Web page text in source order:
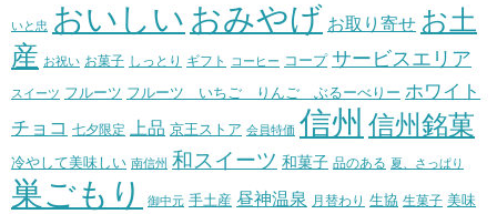
いと忠 おいしい おみやげ お取り寄せ お土
産 お祝い お菓子 しっとり ギフト コーヒー コープ サービスエリア
スイーツ フルーツ フルーツ いちご りんご ぶるーべりー ホワイト
チョコ 七夕限定 上品 京王ストア 会員特価 信州 信州銘菓
冷やして美味しい 南信州 和スイーツ 和菓子 品のある 夏、さっぱり
巣ごもり 御中元 手土産 昼神温泉 月替わり 生協 生菓子 美味